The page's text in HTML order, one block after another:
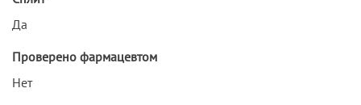
Да
Проверено фармацевтом
Нет